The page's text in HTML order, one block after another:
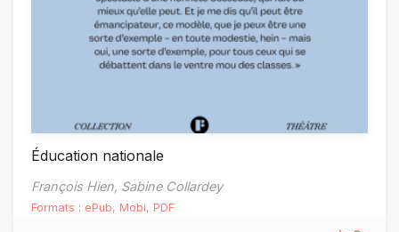
Éducation nationale
François Hien, Sabine Collardey
Formats : ePub, Mobi, PDF